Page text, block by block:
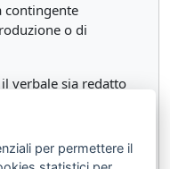
contingente
o di
verbale sia redatto
dal presidente.
audiovisiva di
per permettere il